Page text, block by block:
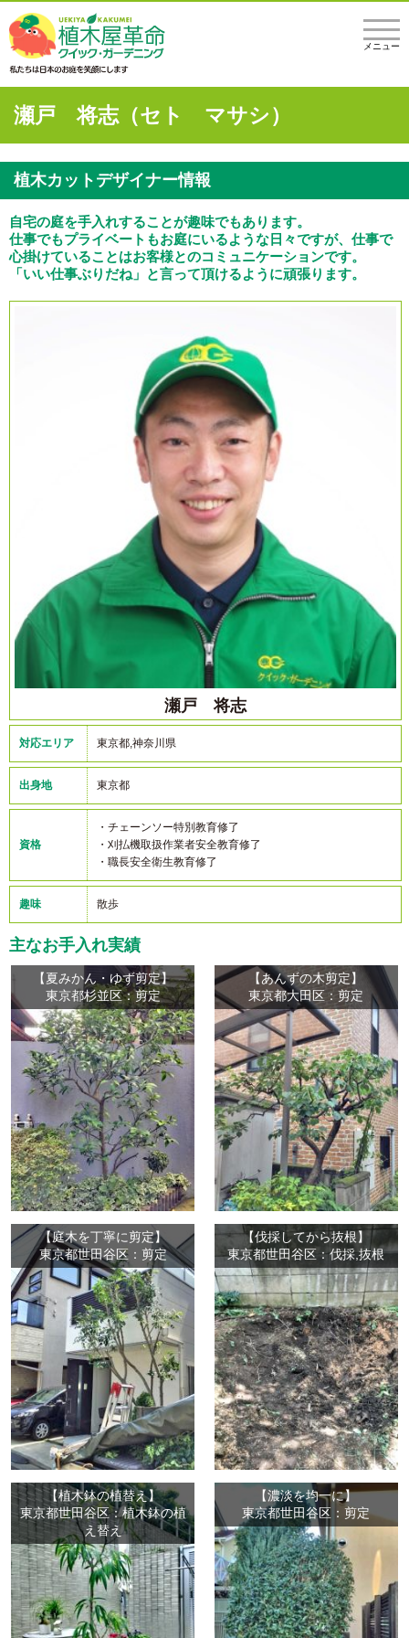
メニュー
瀬戸 将志（セト マサシ）
植木カットデザイナー情報
自宅の庭を手入れすることが趣味でもあります。
仕事でもプライベートもお庭にいるような日々ですが、仕事で
心掛けていることはお客様とのコミュニケーションです。
「いい仕事ぶりだね」と言って頂けるように頑張ります。
瀬戸 将志
対応エリア 東京都,神奈川県
出身地 東京都
資格
・チェーンソー特別教育修了
・刈払機取扱作業者安全教育修了
・職長安全衛生教育修了
趣味 散歩
主なお手入れ実績
【夏みかん・ゆず剪定】
東京都杉並区：剪定
【あんずの木剪定】
東京都大田区：剪定
【庭木を丁寧に剪定】
東京都世田谷区：剪定
【伐採してから抜根】
東京都世田谷区：伐採,抜根
【植木鉢の植替え】
東京都世田谷区：植木鉢の植
え替え
【濃淡を均一に】
東京都世田谷区：剪定